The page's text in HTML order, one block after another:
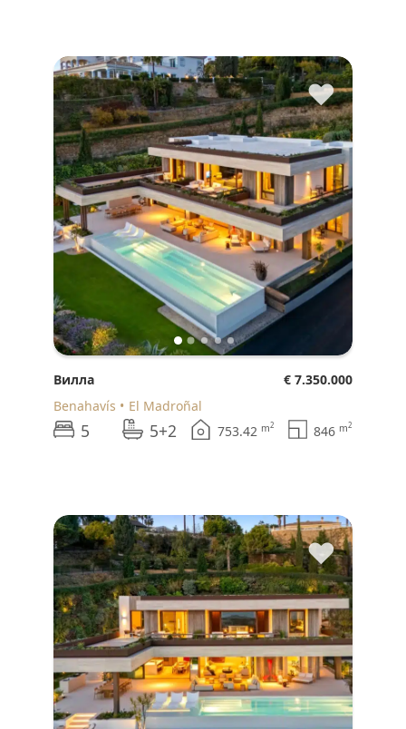
♥
Вилла
€ 7.350.000
Benahavís
El Madroñal
5 5+2 753.42 m2 846 m2
♥